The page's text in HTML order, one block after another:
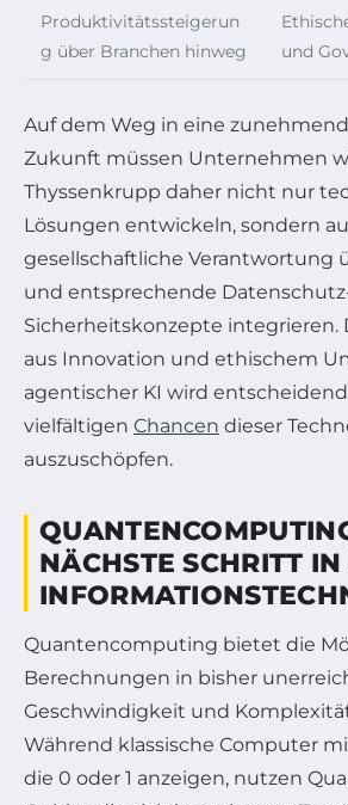
Produktivitätssteigerun
g über Branchen hinweg
und
Auf dem Weg in eine
Zukunft müssen Unternehmen
Thyssenkrupp daher nicht nur
Lösungen entwickeln, sondern
gesellschaftliche Verantwortung
und entsprechende
Sicherheitskonzepte integrieren.
aus Innovation und ethischem
agentischer KI wird
vielfältigen Chancen dieser
auszuschöpfen.
NÄCHSTE SCHRITT IN
Quantencomputing bietet die
Berechnungen in bisher
Geschwindigkeit und
Während klassische Computer
die 0 oder 1 anzeigen, nutzen